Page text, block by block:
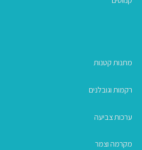
מתנות קטנות
רקמות וגובלנים
ערכות צביעה
מקרמה וצמר